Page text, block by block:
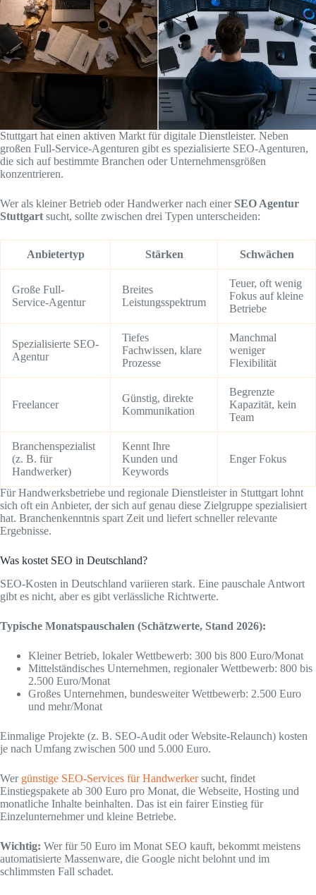
Stuttgart hat einen aktiven Markt für digitale Dienstleister. Neben
großen Full-Service-Agenturen gibt es spezialisierte SEO-Agenturen,
die sich auf bestimmte Branchen oder Unternehmensgrößen
konzentrieren.
Wer als kleiner Betrieb oder Handwerker nach einer SEO Agentur
Stuttgart sucht, sollte zwischen drei Typen unterscheiden:
Anbietertyp Stärken Schwächen
Große Full-
Service-Agentur
Breites
Leistungsspektrum
Teuer, oft wenig
Fokus auf kleine
Betriebe
Spezialisierte SEO-
Agentur
Tiefes
Fachwissen, klare
Prozesse
Manchmal
weniger
Flexibilität
Freelancer
Günstig, direkte
Kommunikation
Begrenzte
Kapazität, kein
Team
Branchenspezialist
(z. B. für
Handwerker)
Kennt Ihre
Kunden und
Keywords
Enger Fokus
Für Handwerksbetriebe und regionale Dienstleister in Stuttgart lohnt
sich oft ein Anbieter, der sich auf genau diese Zielgruppe spezialisiert
hat. Branchenkenntnis spart Zeit und liefert schneller relevante
Ergebnisse.
Was kostet SEO in Deutschland?
SEO-Kosten in Deutschland variieren stark. Eine pauschale Antwort
gibt es nicht, aber es gibt verlässliche Richtwerte.
Typische Monatspauschalen (Schätzwerte, Stand 2026):
Kleiner Betrieb, lokaler Wettbewerb: 300 bis 800 Euro/Monat
Mittelständisches Unternehmen, regionaler Wettbewerb: 800 bis
2.500 Euro/Monat
Großes Unternehmen, bundesweiter Wettbewerb: 2.500 Euro
und mehr/Monat
Einmalige Projekte (z. B. SEO-Audit oder Website-Relaunch) kosten
je nach Umfang zwischen 500 und 5.000 Euro.
Wer günstige SEO-Services für Handwerkersucht, findet
Einstiegspakete ab 300 Euro pro Monat, die Webseite, Hosting und
monatliche Inhalte beinhalten. Das ist ein fairer Einstieg für
Einzelunternehmer und kleine Betriebe.
Wichtig: Wer für 50 Euro im Monat SEO kauft, bekommt meistens
automatisierte Massenware, die Google nicht belohnt und im
schlimmsten Fall schadet.